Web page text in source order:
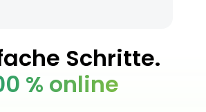
Schritte.
% online